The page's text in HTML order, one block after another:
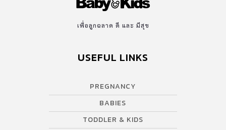
เพื่อลูกฉลาด ดี และ มีสุข
USEFUL LINKS
PREGNANCY
BABIES
TODDLER & KIDS